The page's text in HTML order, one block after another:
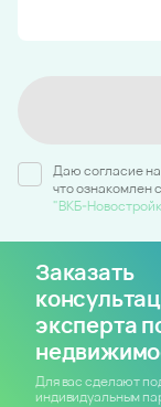
Даю согласие
что ознакомлен c
"ВКБ-
Заказать
эксперта
Для вас сделают
индивидуальным